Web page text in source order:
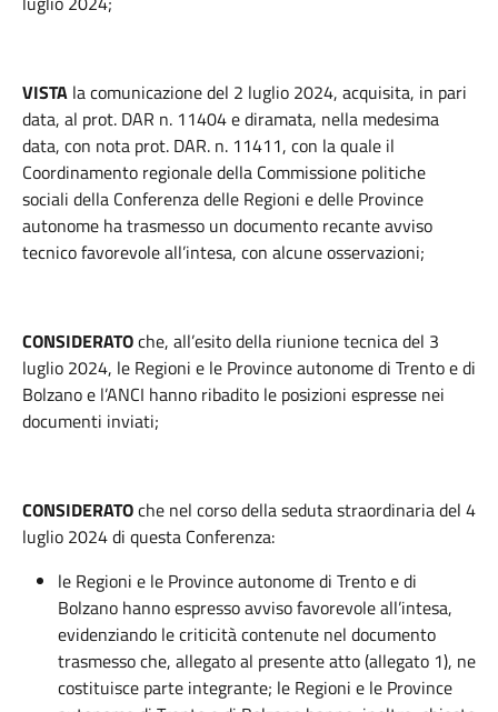
VISTA la comunicazione del 2 luglio 2024, acquisita, in pari
data, al prot. DAR n. 11404 e diramata, nella medesima
data, con nota prot. DAR. n. 11411, con la quale il
Coordinamento regionale della Commissione politiche
sociali della Conferenza delle Regioni e delle Province
autonome ha trasmesso un documento recante avviso
tecnico favorevole all’intesa, con alcune osservazioni;
CONSIDERATOche, all’esito della riunione tecnica del 3
luglio 2024, le Regioni e le Province autonome di Trento e di
Bolzano e l’ANCI hanno ribadito le posizioni espresse nei
documenti inviati;
CONSIDERATOche nel corso della seduta straordinaria del 4
luglio 2024 di questa Conferenza:
le Regioni e le Province autonome di Trento e di
Bolzano hanno espresso avviso favorevole all’intesa,
evidenziando le criticità contenute nel documento
trasmesso che, allegato al presente atto (allegato 1), ne
costituisce parte integrante; le Regioni e le Province